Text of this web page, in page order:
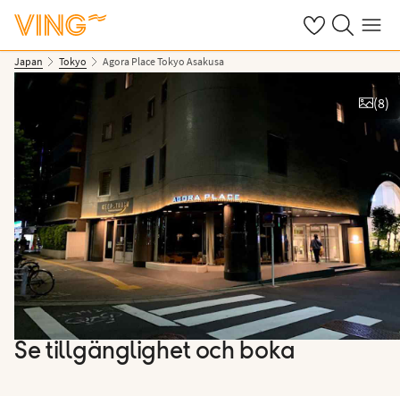
Se dinaSök på ving.se
Meny
Japan Tokyo Agora Place Tokyo Asakusa
Se bilder
(8)
Se tillgänglighet och boka